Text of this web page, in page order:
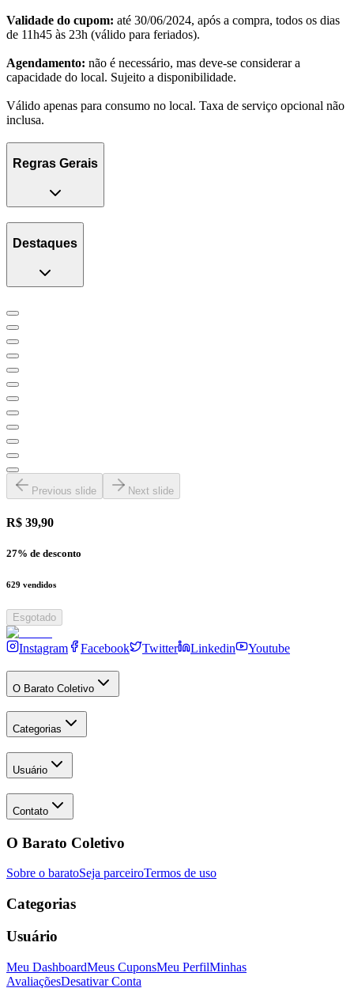
Validade do cupom: até 30/06/2024, após a compra, todos os dias
de 11h45 às 23h (válido para feriados).
Agendamento: não é necessário, mas deve-se considerar a
capacidade do local. Sujeito a disponibilidade.
Válido apenas para consumo no local. Taxa de serviço opcional não
inclusa.
Regras Gerais
Destaques
Previous slide Next slide
R$ 39,90
27% de desconto
629 vendidos
Esgotado
Instagram Facebook Twitter Linkedin Youtube
O Barato Coletivo
Categorias
Usuário
Contato
O Barato Coletivo
Sobre o baratoSeja parceiroTermos de uso
Categorias
Usuário
Meu DashboardMeus CuponsMeu PerfilMinhas
AvaliaçõesDesativar Conta